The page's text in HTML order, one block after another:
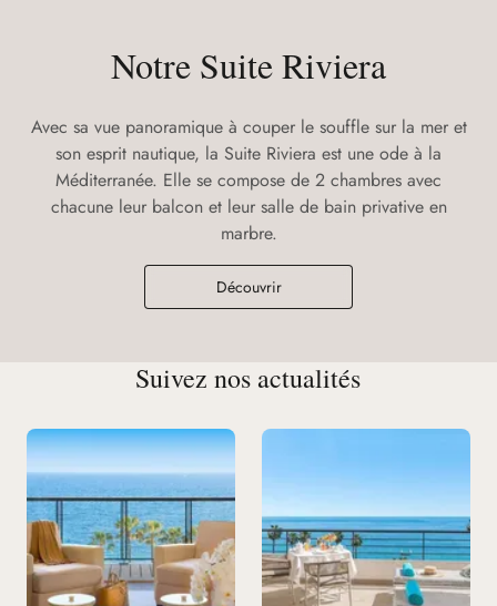
Notre Suite Riviera
Avec sa vue panoramique à couper le souffle sur la mer et
son esprit nautique, la Suite Riviera est une ode à la
Méditerranée. Elle se compose de 2 chambres avec
chacune leur balcon et leur salle de bain privative en
marbre.
Découvrir
Suivez nos actualités